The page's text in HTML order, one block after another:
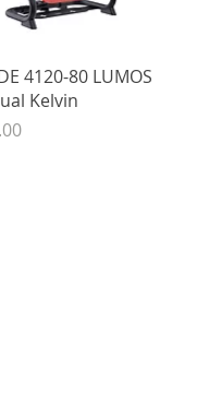
Schnellansicht
4120-80 LUMOS
Kelvin